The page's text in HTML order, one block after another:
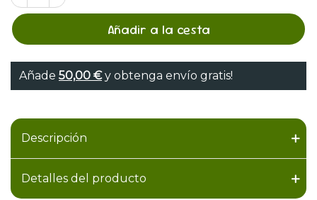
Añadir a la cesta
Añade 50,00 €y obtenga envío gratis!
Descripción
Detalles del producto